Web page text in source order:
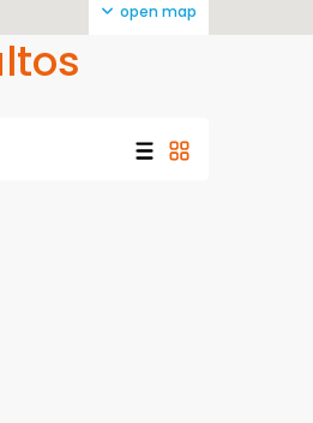
open map